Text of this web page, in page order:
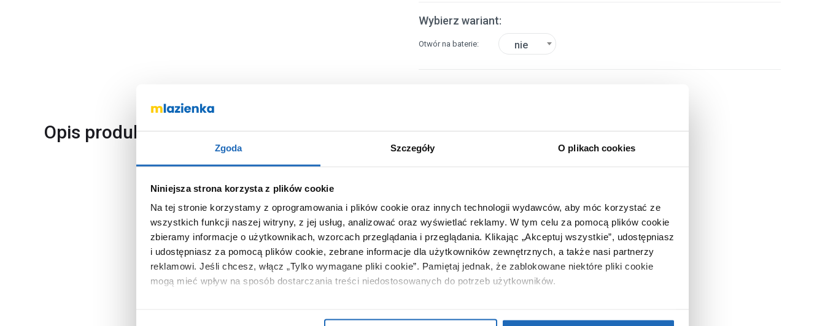
Zgoda Szczegóły O plikach cookies
Niniejsza strona korzysta z plików cookie
Na tej stronie korzystamy z oprogramowania i plików cookie oraz innych technologii wydawców, aby móc korzystać ze
wszystkich funkcji naszej witryny, z jej usług, analizować oraz wyświetlać reklamy. W tym celu za pomocą plików cookie
zbieramy informacje o użytkownikach, wzorcach przeglądania i przeglądania. Klikając „Akceptuj wszystkie”, udostępniasz
i udostępniasz za pomocą plików cookie, zebrane informacje dla użytkowników zewnętrznych, a także nasi partnerzy
reklamowi. Jeśli chcesz, włącz „Tylko wymagane pliki cookie”. Pamiętaj jednak, że zablokowane niektóre pliki cookie
mogą mieć wpływ na sposób dostarczania treści niedostosowanych do potrzeb użytkowników.
Wybierz wariant:
Otwór na baterie nie
Opis produktu
Marka
Seria
Linea Simpla
Nr katalogowy
U1200MBLOTCRBO
Dłuższy bok
120 cm
Krótszy bok
45 cm